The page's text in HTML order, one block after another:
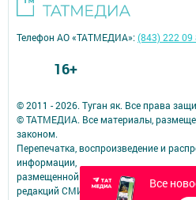
Все
© 2011 - 2026. Туган як. Все права
© ТАТМЕДИА. Все материалы,
законом.
Перепечатка, воспроизведение и
информации,
размещенной на сайте, возможна
редакций СМИ.
Телефон АО «ТАТМЕДИА»:(843) 222 09
16+